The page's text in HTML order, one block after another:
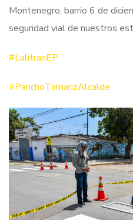
Montenegro, barrio 6 de
seguridad vial de nuestros
#LalitranEP
#PanchoTamarizAlcalde